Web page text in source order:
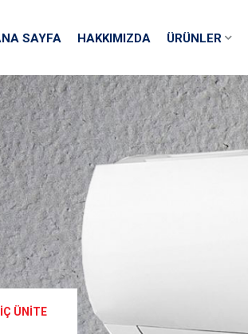
SAYFA HAKKIMIZDA ÜRÜNLER
ÜNITE